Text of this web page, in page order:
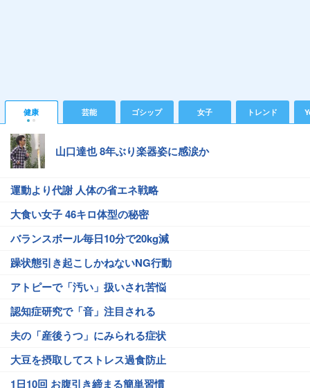
健康 芸能 ゴシップ 女子 トレンド
山口達也 8年ぶり楽器姿に感涙か
運動より代謝 人体の省エネ戦略
大食い女子 46キロ体型の秘密
バランスボール毎日10分で20kg減
躁状態引き起こしかねないNG行動
アトピーで「汚い」扱いされ苦悩
認知症研究で「音」注目される
夫の「産後うつ」にみられる症状
大豆を摂取してストレス過食防止
1日10回 お腹引き締まる簡単習慣